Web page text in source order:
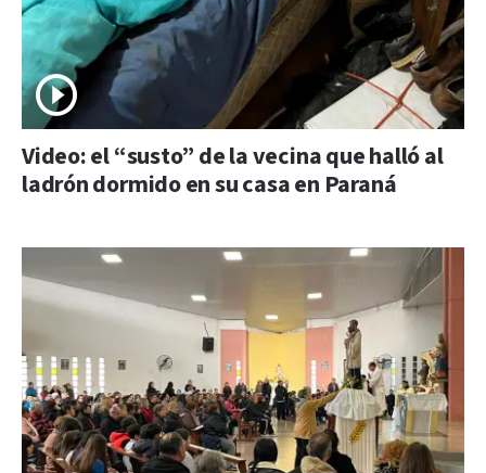
Video: el “susto” de la vecina que halló al
ladrón dormido en su casa en Paraná